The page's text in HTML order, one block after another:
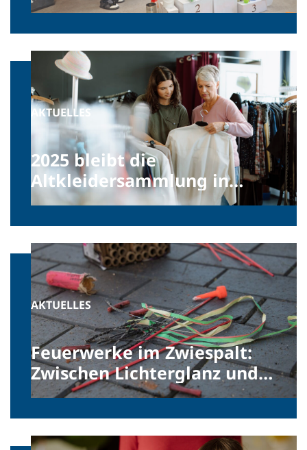
AKTUELLES
2025 bleibt die
Altkleidersammlung in
Niederösterreich
unverändert
AKTUELLES
Feuerwerke im Zwiespalt:
Zwischen Lichterglanz und
Umweltrisiken